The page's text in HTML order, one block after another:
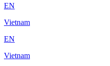
EN
Vietnam
EN
Vietnam